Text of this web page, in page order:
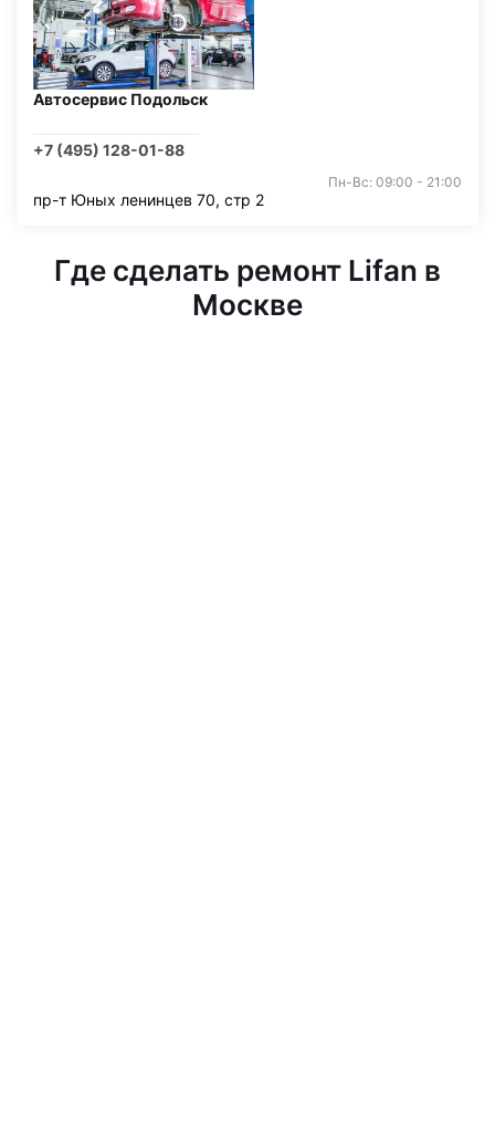
Автосервис Подольск
+7 (495) 128-01-88
Пн-Вс: 09:00 - 21:00
пр-т Юных ленинцев 70, стр 2
Где сделать ремонт Lifan в
Москве